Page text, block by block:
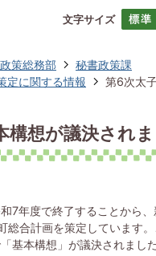
文字サイズ
政策総務部
秘書政策課
定に関する情報
第6次太
構想が議決され
7年度で終了することから
総合計画を策定しています
基本構想」が議決されました